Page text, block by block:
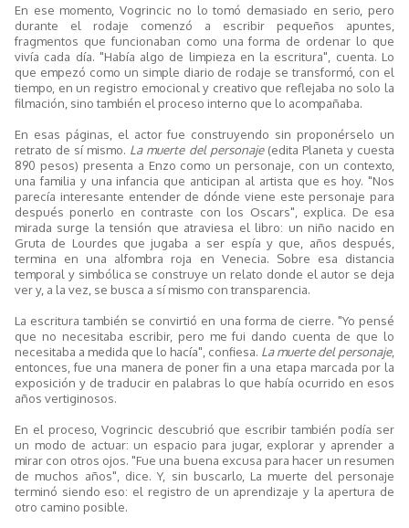
En ese momento, Vogrincic no lo tomó demasiado en serio, pero
durante el rodaje comenzó a escribir pequeños apuntes,
fragmentos que funcionaban como una forma de ordenar lo que
vivía cada día. "Había algo de limpieza en la escritura", cuenta. Lo
que empezó como un simple diario de rodaje se transformó, con el
tiempo, en un registro emocional y creativo que reflejaba no solo la
filmación, sino también el proceso interno que lo acompañaba.
En esas páginas, el actor fue construyendo sin proponérselo un
retrato de sí mismo. La muerte del personaje (edita Planeta y cuesta
890 pesos) presenta a Enzo como un personaje, con un contexto,
una familia y una infancia que anticipan al artista que es hoy. "Nos
parecía interesante entender de dónde viene este personaje para
después ponerlo en contraste con los Oscars", explica. De esa
mirada surge la tensión que atraviesa el libro: un niño nacido en
Gruta de Lourdes que jugaba a ser espía y que, años después,
termina en una alfombra roja en Venecia. Sobre esa distancia
temporal y simbólica se construye un relato donde el autor se deja
ver y, a la vez, se busca a sí mismo con transparencia.
La escritura también se convirtió en una forma de cierre. "Yo pensé
que no necesitaba escribir, pero me fui dando cuenta de que lo
necesitaba a medida que lo hacía", confiesa. La muerte del personaje,
entonces, fue una manera de poner fin a una etapa marcada por la
exposición y de traducir en palabras lo que había ocurrido en esos
años vertiginosos.
En el proceso, Vogrincic descubrió que escribir también podía ser
un modo de actuar: un espacio para jugar, explorar y aprender a
mirar con otros ojos. "Fue una buena excusa para hacer un resumen
de muchos años", dice. Y, sin buscarlo, La muerte del personaje
terminó siendo eso: el registro de un aprendizaje y la apertura de
otro camino posible.